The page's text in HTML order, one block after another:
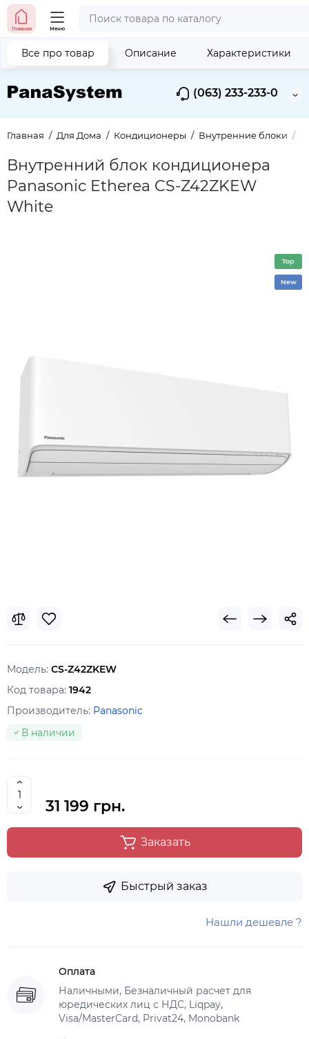
(063) 233-233-0
Главная Меню
Главная Для Дома Кондиционеры Внутренние блоки
Внутренний блок кондиционера
Panasonic Etherea CS-Z42ZKEW
White
Все про товар Описание Характеристики
Top
New
Модель: CS-Z42ZKEW
Код товара: 1942
Производитель: Panasonic
В наличии
31 199 грн.
Заказать
Быстрый заказ
Нашли дешевле ?
Оплата
Наличными, Безналичный расчет для
юредических лиц с НДС, Liqpay,
Visa/MasterCard, Privat24, Monobank